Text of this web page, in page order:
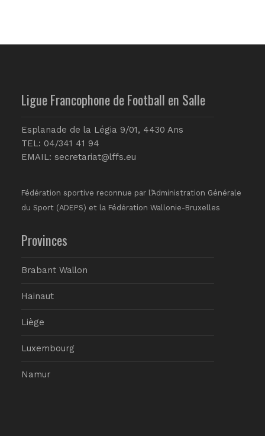
Ligue Francophone de Football en Salle
Esplanade de la Légia 9/01, 4430 Ans
TEL: 04/341 41 94
EMAIL: secretariat@lffs.eu
Fédération sportive reconnue par l’Administration Générale
du Sport (ADEPS) et la Fédération Wallonie-Bruxelles
Provinces
Brabant Wallon
Hainaut
Liège
Luxembourg
Namur